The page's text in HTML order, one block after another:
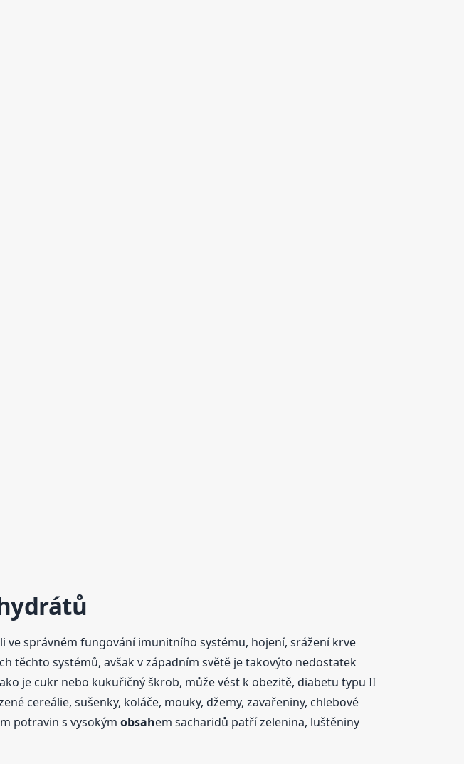
ve správném fungování imunitního systému, hojení, srážení krve
těchto systémů, avšak v západním světě je takovýto nedostatek
je cukr nebo kukuřičný škrob, může vést k obezitě, diabetu typu II
cereálie, sušenky, koláče, mouky, džemy, zavařeniny, chlebové
potravin s vysokým obsahem sacharidů patří zelenina, luštěniny